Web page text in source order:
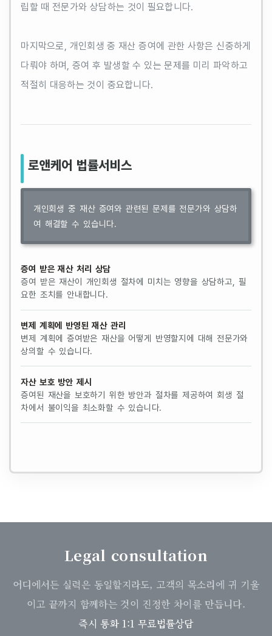
립할 때 전문가와 상담하는 것이 필요합니다.
마지막으로, 개인회생 중 재산 증여에 관한 사항은 신중하게
다뤄야 하며, 증여 후 발생할 수 있는 문제를 미리 파악하고
적절히 대응하는 것이 중요합니다.
로앤케어 법률서비스
개인회생 중 재산 증여와 관련된 문제를 전문가와 상담하
여 해결할 수 있습니다.
증여 받은 재산 처리 상담
증여 받은 재산이 개인회생 절차에 미치는 영향을 상담하고, 필
요한 조치를 안내합니다.
변제 계획에 반영된 재산 관리
변제 계획에 증여받은 재산을 어떻게 반영할지에 대해 전문가와
상의할 수 있습니다.
자산 보호 방안 제시
증여된 재산을 보호하기 위한 방안과 절차를 제공하여 회생 절
차에서 불이익을 최소화할 수 있습니다.
Legal consultation
어디에서든 실력은 동일할지라도, 고객의 목소리에 귀 기울
이고 끝까지 함께하는 것이 진정한 차이를 만듭니다.
즉시 통화 1:1 무료법률상담